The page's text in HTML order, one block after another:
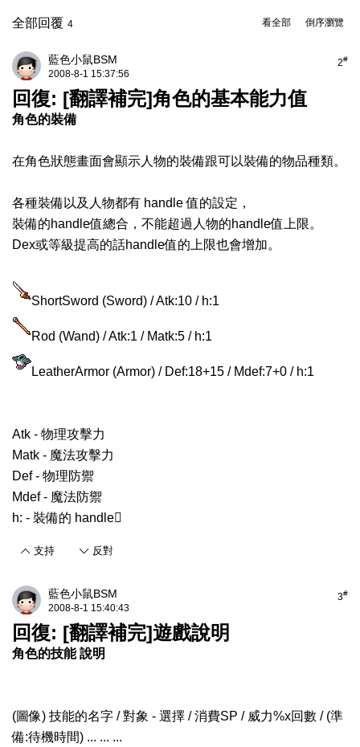
倒序瀏覽
看全部
全部回覆 4
2#
藍色小鼠BSM
2008-8-1 15:37:56
回復: [翻譯補完]角色的基本能力值
角色的裝備
在角色狀態畫面會顯示人物的裝備跟可以裝備的物品種類。
各種裝備以及人物都有 handle 值的設定，
裝備的handle值總合，不能超過人物的handle值上限。
Dex或等級提高的話handle值的上限也會增加。
ShortSword (Sword) / Atk:10 / h:1
Rod (Wand) / Atk:1 / Matk:5 / h:1
LeatherArmor (Armor) / Def:18+15 / Mdef:7+0 / h:1
Atk - 物理攻擊力
Matk - 魔法攻擊力
Def - 物理防禦
Mdef - 魔法防禦
h: - 裝備的 handle
支持 反對
3#
藍色小鼠BSM
2008-8-1 15:40:43
回復: [翻譯補完]遊戲說明
角色的技能 說明
(圖像) 技能的名字 / 對象 - 選擇 / 消費SP / 威力%x回數 / (準
備:待機時間) ... ... ...